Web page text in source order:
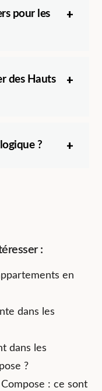
pour les
des Hauts
?
:
en
dans les
dans les
?
: ce sont